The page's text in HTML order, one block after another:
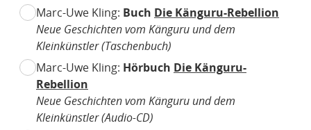
Marc-Uwe Kling: Buch Die Känguru-Rebellion
Neue Geschichten vom Känguru und dem
Kleinkünstler (Taschenbuch)
Marc-Uwe Kling: Hörbuch Die Känguru-
Rebellion
Neue Geschichten vom Känguru und dem
Kleinkünstler (Audio-CD)